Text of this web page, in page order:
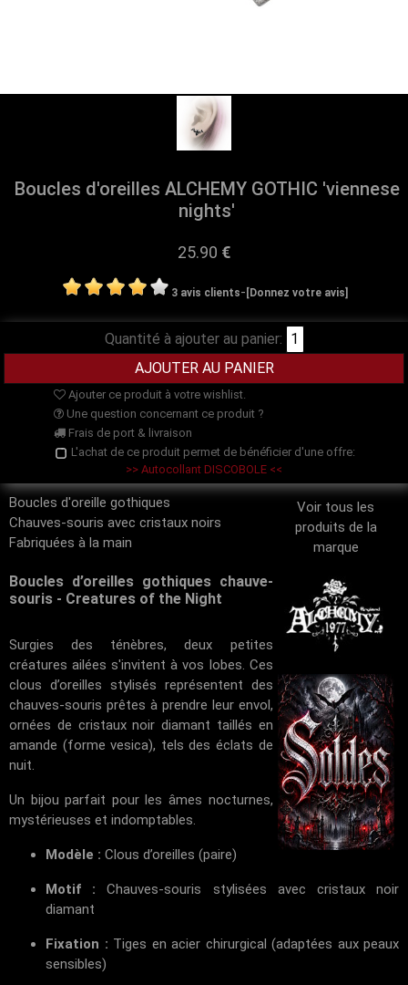
Boucles d'oreilles ALCHEMY GOTHIC 'viennese
nights'
25.90 €
3 avis clients- [Donnez votre avis]
Quantité à ajouter au panier:
Ajouter ce produit à votre wishlist.
Une question concernant ce produit ?
Frais de port & livraison
L'achat de ce produit permet de bénéficier d'une offre:
>> Autocollant DISCOBOLE <<
Voir tous les
produits de la
marque
Boucles d'oreille gothiques
Chauves-souris avec cristaux noirs
Fabriquées à la main
Boucles d’oreilles gothiques chauve-
souris - Creatures of the Night
Surgies des ténèbres, deux petites
créatures ailées s'invitent à vos lobes. Ces
clous d’oreilles stylisés représentent des
chauves-souris prêtes à prendre leur envol,
ornées de cristaux noir diamant taillés en
amande (forme vesica), tels des éclats de
nuit.
Un bijou parfait pour les âmes nocturnes,
mystérieuses et indomptables.
Modèle : Clous d’oreilles (paire)
Motif : Chauves-souris stylisées avec cristaux noir
diamant
Fixation : Tiges en acier chirurgical (adaptées aux peaux
sensibles)